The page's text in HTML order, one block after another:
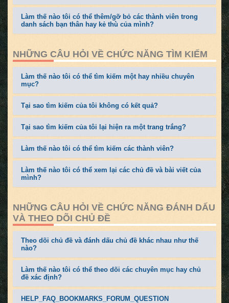
Làm thế nào tôi có thể thêm/gỡ bỏ các thành viên trong
danh sách bạn thân hay kẻ thù của mình?
NHỮNG CÂU HỎI VỀ CHỨC NĂNG TÌM KIẾM
Làm thế nào tôi có thể tìm kiếm một hay nhiều chuyên
mục?
Tại sao tìm kiếm của tôi không có kết quả?
Tại sao tìm kiếm của tôi lại hiện ra một trang trắng?
Làm thế nào tôi có thể tìm kiếm các thành viên?
Làm thế nào tôi có thể xem lại các chủ đề và bài viết của
mình?
NHỮNG CÂU HỎI VỀ CHỨC NĂNG ĐÁNH DẤU
VÀ THEO DÕI CHỦ ĐỀ
Theo dõi chủ đề và đánh dấu chủ đề khác nhau như thế
nào?
Làm thế nào tôi có thể theo dõi các chuyên mục hay chủ
đề xác định?
HELP_FAQ_BOOKMARKS_FORUM_QUESTION